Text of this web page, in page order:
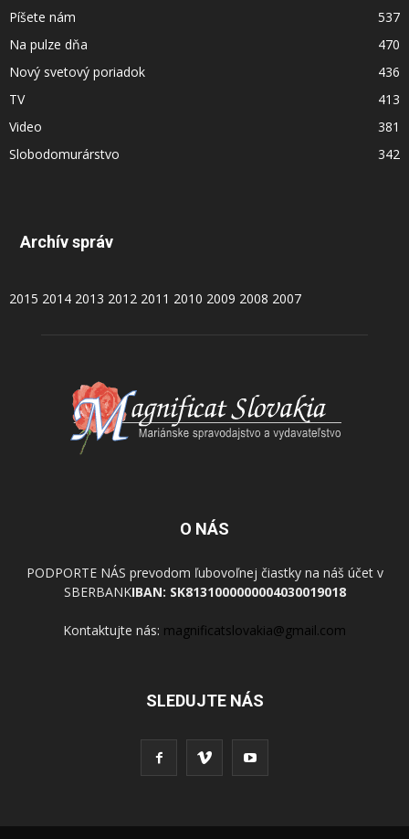
Píšete nám
537
Na pulze dňa
470
Nový svetový poriadok
436
TV
413
Video
381
Slobodomurárstvo
342
Archív správ
2015 2014 2013 2012 2011 2010 2009 2008 2007
O NÁS
PODPORTE NÁS prevodom ľubovoľnej čiastky na náš účet v
SBERBANKIBAN: SK8131000000004030019018
Kontaktujte nás: magnificatslovakia@gmail.com
SLEDUJTE NÁS